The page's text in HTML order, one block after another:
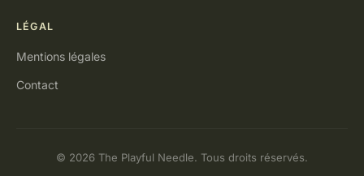
LÉGAL
Mentions légales
Contact
© 2026 The Playful Needle. Tous droits réservés.